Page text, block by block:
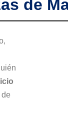
de
de